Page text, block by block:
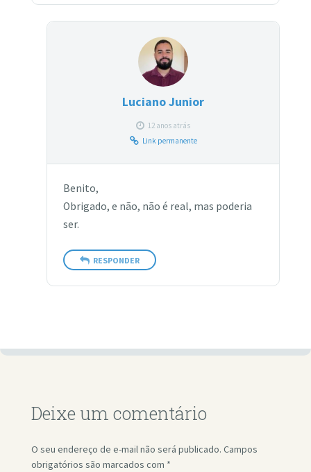
Luciano Junior
12 anos atrás
Link permanente
Benito,
Obrigado, e não, não é real, mas poderia
ser.
RESPONDER
Deixe um comentário
O seu endereço de e-mail não será publicado. Campos
obrigatórios são marcados com *